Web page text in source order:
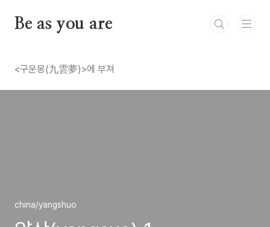
Be as you are
<구운몽(九雲夢)>에 부쳐
china/yangshuo